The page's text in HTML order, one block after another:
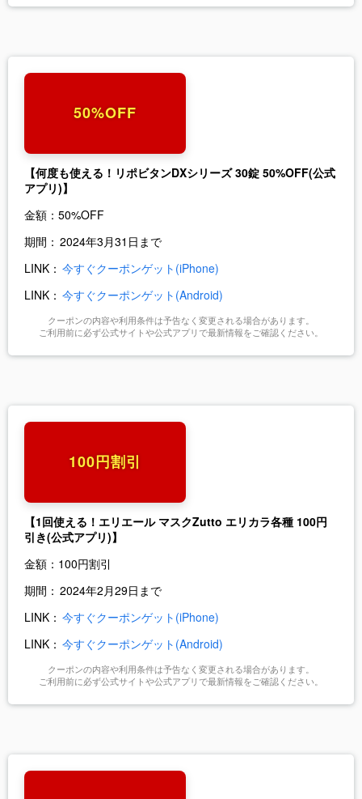
50%OFF
【何度も使える！リポビタンDXシリーズ 30錠 50%OFF(公式
アプリ)】
金額： 50%OFF
期間： 2024年3月31日まで
LINK： 今すぐクーポンゲット(iPhone)
LINK： 今すぐクーポンゲット(Android)
クーポンの内容や利用条件は予告なく変更される場合があります。
ご利用前に必ず公式サイトや公式アプリで最新情報をご確認ください。
100円割引
【1回使える！エリエール マスクZutto エリカラ各種 100円
引き(公式アプリ)】
金額： 100円割引
期間： 2024年2月29日まで
LINK： 今すぐクーポンゲット(iPhone)
LINK： 今すぐクーポンゲット(Android)
クーポンの内容や利用条件は予告なく変更される場合があります。
ご利用前に必ず公式サイトや公式アプリで最新情報をご確認ください。